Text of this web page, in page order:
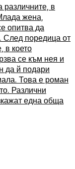
в
жена,
опитва да
След поредица от
в което
се към нея и
да й подари
Това е роман
Различни
една обща